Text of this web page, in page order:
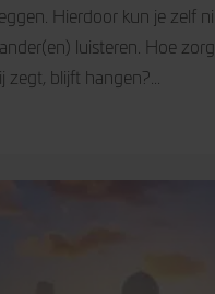
Hierdoor kun je zelf
luisteren. Hoe
blijft hangen?...